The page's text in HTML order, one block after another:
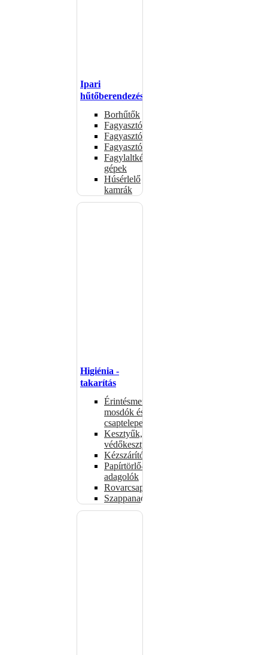
Ipari
hűtőberendezések
Borhűtők
Fagyasztóasztalok
Fagyasztóládák
Fagyasztószekrények
Fagylaltkészítő
gépek
Húsérlelő
kamrák
Higiénia -
takarítás
Érintésmentes
mosdók és
csaptelepek
Kesztyűk,
védőkesztyűk
Kézszárítók
Papírtörlő-
adagolók
Rovarcsapdák
Szappanadagolók